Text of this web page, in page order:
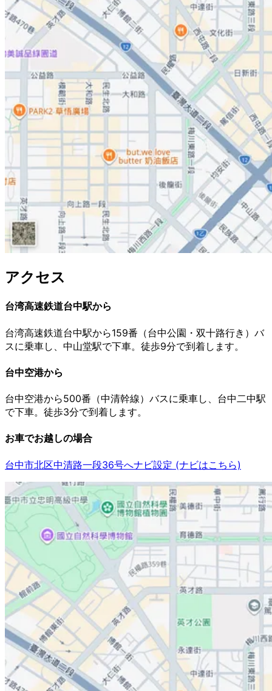
アクセス
台湾高速鉄道台中駅から
台湾高速鉄道台中駅から159番（台中公園・双十路行き）バ
スに乗車し、中山堂駅で下車。徒歩9分で到着します。
台中空港から
台中空港から500番（中清幹線）バスに乗車し、台中二中駅
で下車。徒歩3分で到着します。
お車でお越しの場合
台中市北区中清路一段36号へナビ設定 (ナビはこちら)